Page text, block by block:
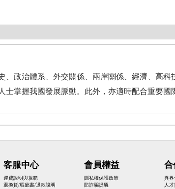
、政治體系、外交關係、兩岸關係、經濟、高科
士掌握我國發展脈動。此外，亦適時配合重要國
客服中心
運費說明與規範
退換貨/瑕疵書/退款說明
會員權益
隱私權保護政策
防詐騙提醒
合
異界
人